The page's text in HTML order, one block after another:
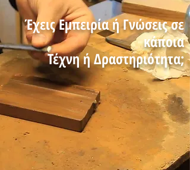
Έχεις Εμπειρία ή Γνώσεις σε
κάποια
Τέχνη ή Δραστηριότητα;